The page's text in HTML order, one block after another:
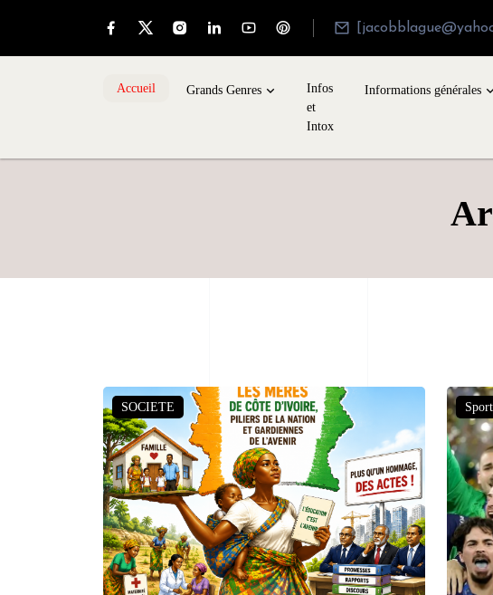
Accueil Grands Genres
Infos
et
Intox
Informations générales
SOCIETE Sport